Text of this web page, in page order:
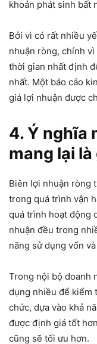
khoản phát sinh bất
Bởi vì có rất nhiều
nhuận ròng, chính
thời gian nhất định
nhất. Một báo cáo
giá lợi nhuận được
4. Ý nghĩa
mang lại là
Biên lợi nhuận ròng
trong quá trình vận
quá trình hoạt động
nhuận đều trong
năng sử dụng vốn
Trong nội bộ doanh
dụng nhiều để kiểm
chức, dựa vào khả
được định giá tốt
cũng sẽ tối ưu hơn.